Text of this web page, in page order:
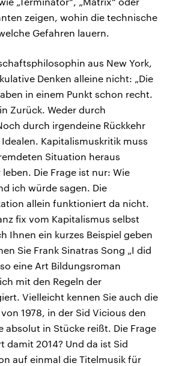
zeigen, wohin die technische
Gefahren lauern.
aus New York,
Denken alleine nicht: „Die
in einem Punkt schon recht.
Zurück. Weder durch
durch irgendeine Rückkehr
Kapitalismuskritik muss
Situation heraus
Die Frage ist nur: Wie
ich würde sagen. Die
allein funktioniert da nicht.
fix vom Kapitalismus selbst
Ihnen ein kurzes Beispiel geben
Sie Frank Sinatras Song „I did
eine Art Bildungsroman
mit den Regeln der
Vielleicht kennen Sie auch die
1978, in der Sid Vicious den
absolut in Stücke reißt. Die Frage
damit 2014? Und da ist Sid
auf einmal die Titelmusik für